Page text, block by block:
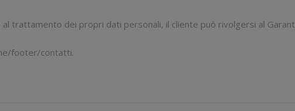
trattamento dei propri dati personali, il cliente può rivolgersi al
footer/contatti.